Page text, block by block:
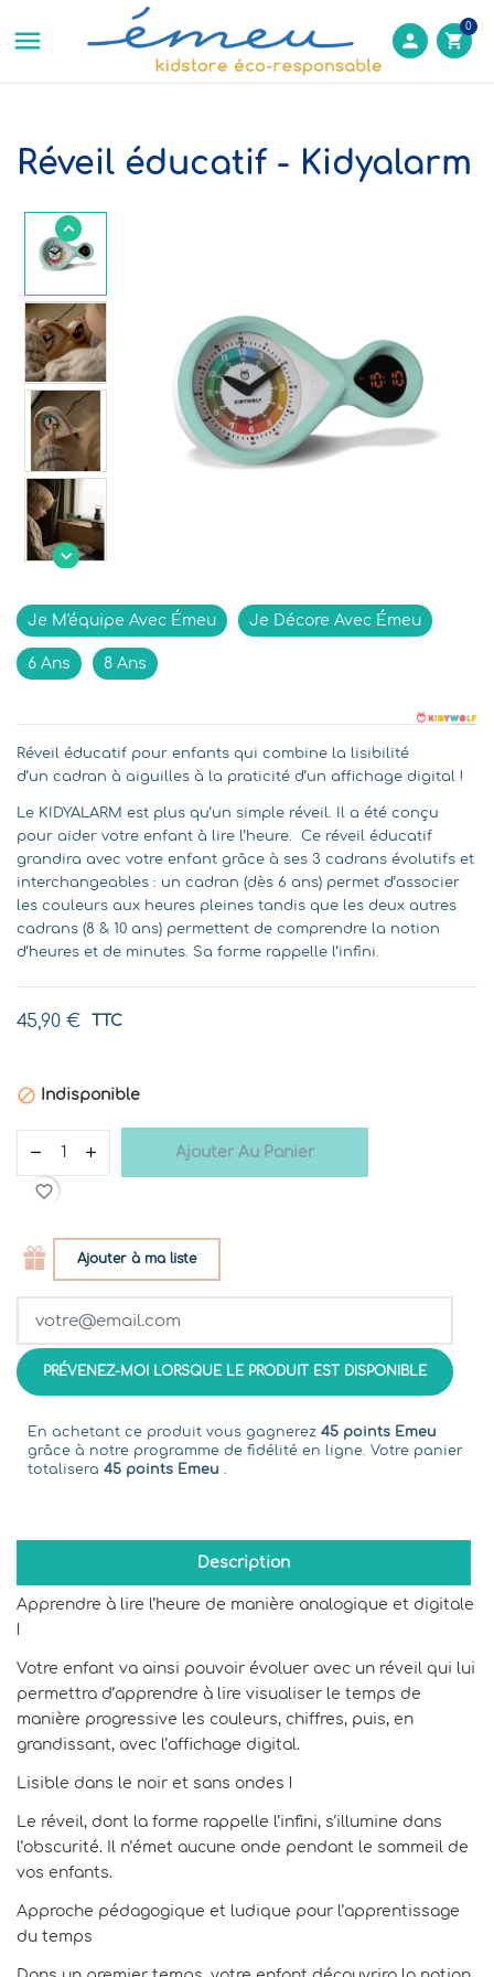
 person shopping_cart
0
Réveil éducatif - Kidyalarm


Je M'équipe Avec Émeu Je Décore Avec Émeu
6 Ans 8 Ans
Réveil éducatif pour enfants qui combine la lisibilité
d’un cadran à aiguilles à la praticité d’un affichage digital !
Le KIDYALARM est plus qu’un simple réveil. Il a été conçu
pour aider votre enfant à lire l’heure. Ce réveil éducatif
grandira avec votre enfant grâce à ses 3 cadrans évolutifs et
interchangeables : un cadran (dès 6 ans) permet d’associer
les couleurs aux heures pleines tandis que les deux autres
cadrans (8 & 10 ans) permettent de comprendre la notion
d’heures et de minutes. Sa forme rappelle l’infini.
45,90 € TTC
 Indisponible
Ajouter Au Panier
favorite_border
Ajouter à ma liste
PRÉVENEZ-MOI LORSQUE LE PRODUIT EST DISPONIBLE
En achetant ce produit vous gagnerez 45 points Emeu
grâce à notre programme de fidélité en ligne. Votre panier
totalisera 45 points Emeu .
Description
Apprendre à lire l’heure de manière analogique et digitale
!
Votre enfant va ainsi pouvoir évoluer avec un réveil qui lui
permettra d’apprendre à lire visualiser le temps de
manière progressive les couleurs, chiffres, puis, en
grandissant, avec l’affichage digital.
Lisible dans le noir et sans ondes !
Le réveil, dont la forme rappelle l’infini, s’illumine dans
l’obscurité. Il n’émet aucune onde pendant le sommeil de
vos enfants.
Approche pédagogique et ludique pour l’apprentissage
du temps